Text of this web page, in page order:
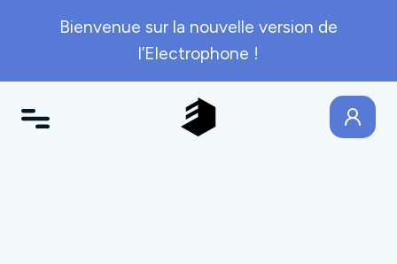
Bienvenue sur la nouvelle version de
l’Electrophone !